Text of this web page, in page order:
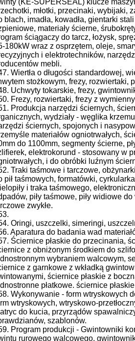
(KE-SUPERSEAL) klucze
młotki, przecinaki, wybijaki,
blach, imadła, kowadła, gientarki
materiały ścierne,
ściągaczy do tarcz, łożysk,
180kW wraz z osprzętem, oleje,
i elektrotechników,
mebli.
Wiertła o długości standardowej,
stożkowym, frezy, rozwiertaki,
Uchwyty tokarskie, frezy,
Frezy, rozwiertaki, frezy z
Produkcja narzędzi ściernych,
wydziały - węglika
ściernych, spojonych i
materiałów ogniotrwałych,
do 1100mm, segmenty ścierne,
elektrokorund - stosowany w
i do obróbki luźnym
Traki taśmowe i tarczowe,
pił taśmowych, formatówki,
i traka taśmowego,
piły taśmowe, piły widiowe
zwykłe.
Oringi, uszczelki, simeringi,
Aparatura do badania wad
Ściernice płaskie do przecinania,
z obniżonym środkiem do
wybraniem walcowym,
z garnkowe z wkładką
ściernice płaskie z
płatkowe. ściernice
Wykonywanie - form wtryskowych
wtryskowych, wtryskowo-
do kucia, przyrządów
szablonów.
Program produkcji - Gwintowniki
rurowego walcowego,